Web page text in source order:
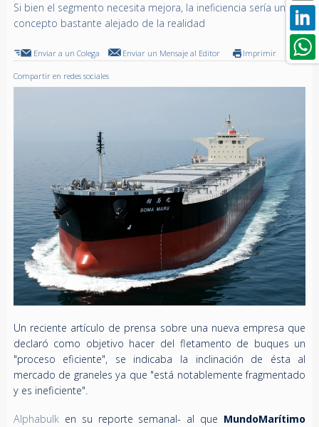
Si bien el segmento necesita mejora, la ineficiencia sería un
concepto bastante alejado de la realidad
Enviar a un Colega Enviar un Mensaje al Editor Imprimir
Compartir en redes sociales
Un reciente artículo de prensa sobre una nueva empresa que
declaró como objetivo hacer del fletamento de buques un
"proceso eficiente", se indicaba la inclinación de ésta al
mercado de graneles ya que "está notablemente fragmentado
y es ineficiente".
Alphabulk en su reporte semanal- al que MundoMarítimo